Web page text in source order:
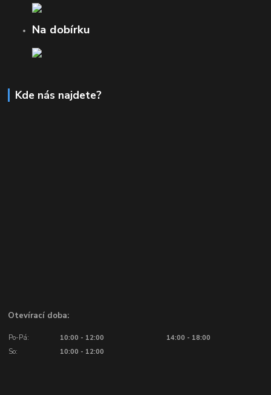
Na dobírku
Kde nás najdete?
Otevírací doba:
Po-Pá: 10:00 - 12:00
14:00 - 18:00
So:
10:00 - 12:00